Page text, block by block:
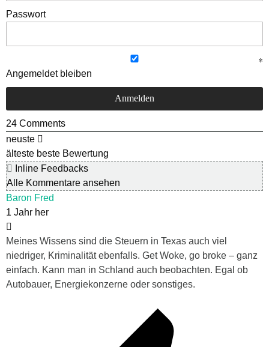
Passwort
Angemeldet bleiben
24 Comments
neuste
älteste beste Bewertung
Inline Feedbacks
Alle Kommentare ansehen
Baron Fred
1 Jahr her
Meines Wissens sind die Steuern in Texas auch viel
niedriger, Kriminalität ebenfalls. Get Woke, go broke – ganz
einfach. Kann man in Schland auch beobachten. Egal ob
Autobauer, Energiekonzerne oder sonstiges.